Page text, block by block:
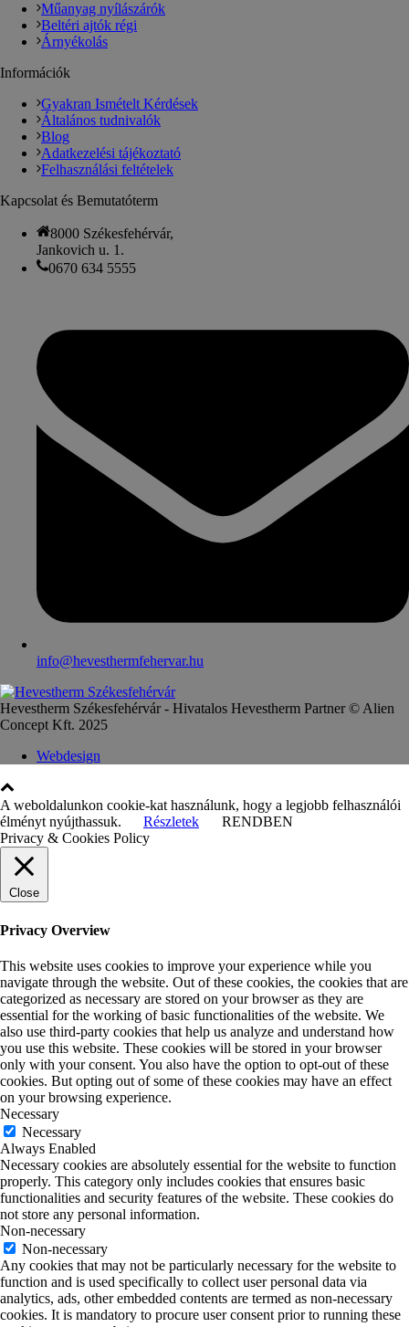
Műanyag nyílászárók
Beltéri ajtók régi
Árnyékolás
Információk
Gyakran Ismételt Kérdések
Általános tudnivalók
Blog
Adatkezelési tájékoztató
Felhasználási feltételek
Kapcsolat és Bemutatóterm
8000 Székesfehérvár,
Jankovich u. 1.
0670 634 5555
info@hevesthermfehervar.hu
Hevestherm Székesfehérvár - Hivatalos Hevestherm Partner © Alien
Concept Kft. 2025
Webdesign
A weboldalunkon cookie-kat használunk, hogy a legjobb felhasználói
élményt nyújthassuk.
Részletek
RENDBEN
Privacy & Cookies Policy
Close
Privacy Overview
This website uses cookies to improve your experience while you
navigate through the website. Out of these cookies, the cookies that are
categorized as necessary are stored on your browser as they are
essential for the working of basic functionalities of the website. We
also use third-party cookies that help us analyze and understand how
you use this website. These cookies will be stored in your browser
only with your consent. You also have the option to opt-out of these
cookies. But opting out of some of these cookies may have an effect
on your browsing experience.
Necessary
Necessary
Always Enabled
Necessary cookies are absolutely essential for the website to function
properly. This category only includes cookies that ensures basic
functionalities and security features of the website. These cookies do
not store any personal information.
Non-necessary
Non-necessary
Any cookies that may not be particularly necessary for the website to
function and is used specifically to collect user personal data via
analytics, ads, other embedded contents are termed as non-necessary
cookies. It is mandatory to procure user consent prior to running these